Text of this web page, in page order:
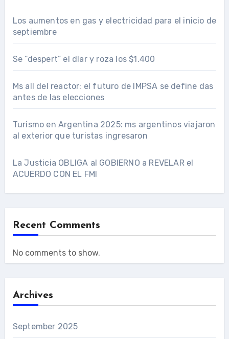
Los aumentos en gas y electricidad para el inicio de
septiembre
Se “despert” el dlar y roza los $1.400
Ms all del reactor: el futuro de IMPSA se define das
antes de las elecciones
Turismo en Argentina 2025: ms argentinos viajaron
al exterior que turistas ingresaron
La Justicia OBLIGA al GOBIERNO a REVELAR el
ACUERDO CON EL FMI
Recent Comments
No comments to show.
Archives
September 2025